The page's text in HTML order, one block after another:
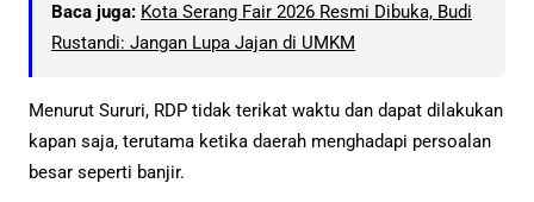
Baca juga: Kota Serang Fair 2026 Resmi Dibuka, Budi
Rustandi: Jangan Lupa Jajan di UMKM
Menurut Sururi, RDP tidak terikat waktu dan dapat dilakukan
kapan saja, terutama ketika daerah menghadapi persoalan
besar seperti banjir.